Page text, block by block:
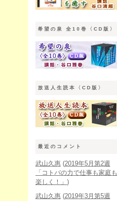
希望の泉 全10巻〈CD版〉
放送人生読本〈CD版〉
最近のコメント
武山久惠 (2019年5月第2週
「コトバの力で仕事も家庭も
楽しく！」 )
武山久惠 (2019年3月第5週